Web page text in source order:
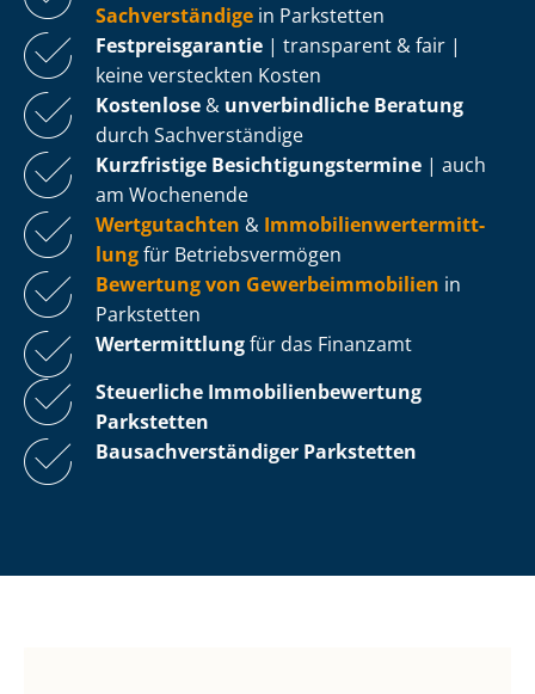
Sachverständige in Parkstetten
Fest­preis­ga­ran­tie | transparent & fair |
keine versteckten Kosten
Kostenlose & unverbindliche Beratung
durch Sachverständige
Kurzfristige Be­sich­ti­gungs­ter­mi­ne | auch
am Wochenende
Wertgutachten & Im­mo­bi­li­en­wert­ermitt­
lungfür Be­triebs­ver­mö­gen
Bewertung von Ge­wer­be­im­mo­bi­li­en in
Parkstetten
Wertermittlungfür das Finanzamt
Steuerliche Im­mo­bi­li­en­be­wer­tung
Parkstetten
Bau­sach­ver­stän­di­ger Parkstetten